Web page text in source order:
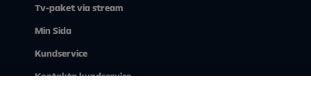
Tv-paket via stream
Min Sida
Kundservice
Kontakta kundservice